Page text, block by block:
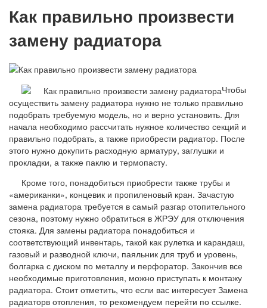
Как правильно произвести
замену радиатора
Чтобы
осуществить замену радиатора нужно не только правильно
подобрать требуемую модель, но и верно установить. Для
начала необходимо рассчитать нужное количество секций и
правильно подобрать, а также приобрести радиатор. После
этого нужно докупить расходную арматуру, заглушки и
прокладки, а также паклю и термопасту.
Кроме того, понадобиться приобрести также трубы и
«американки», концевик и пропиленовый кран. Зачастую
замена радиатора требуется в самый разгар отопительного
сезона, поэтому нужно обратиться в ЖРЭУ для отключения
стояка. Для замены радиатора понадобиться и
соответствующий инвентарь, такой как рулетка и карандаш,
газовый и разводной ключи, паяльник для труб и уровень,
болгарка с диском по металлу и перфоратор. Закончив все
необходимые приготовления, можно приступать к монтажу
радиатора. Стоит отметить, что если вас интересует Замена
радиаторв отопления, то рекомендуем перейти по ссылке.